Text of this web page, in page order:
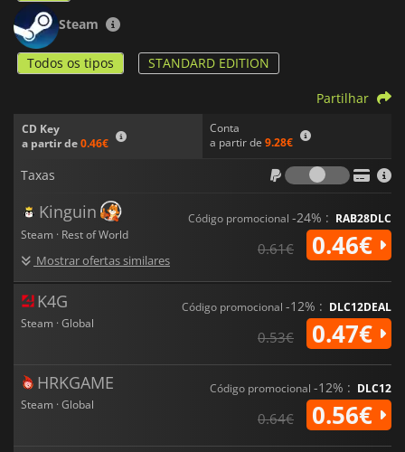
Steam
Todos os tipos STANDARD EDITION
CD Key
a partir de0.46€
Conta
a partir de 9.28€
Partilhar
Taxas
Taxas
Kinguin
Steam · Rest of World
Mostrar ofertas similares
Código promocional -24% : RAB28DLC
0.61€ 0.46€
K4G
Steam · Global
Código promocional -12% : DLC12DEAL
0.53€ 0.47€
HRKGAME
Steam · Global
Código promocional -12% : DLC12
0.64€ 0.56€